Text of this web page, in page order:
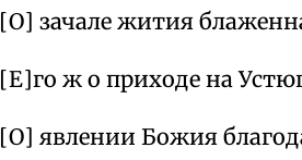
[О] зачале жития
[Е]го ж о приходе на
[О] явлении Божия